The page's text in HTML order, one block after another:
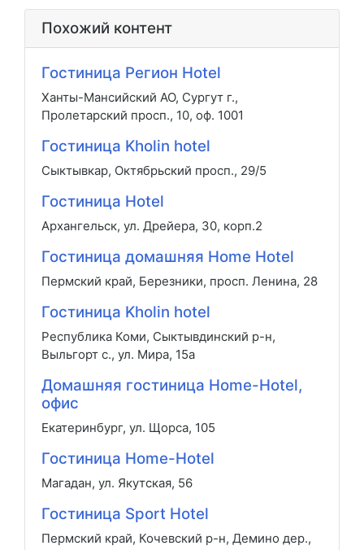
Похожий контент
Гостиница Регион Hotel
Ханты-Мансийский АО, Сургут г.,
Пролетарский просп., 10, оф. 1001
Гостиница Kholin hotel
Сыктывкар, Октябрьский просп., 29/5
Гостиница Hotel
Архангельск, ул. Дрейера, 30, корп.2
Гостиница домашняя Home Hotel
Пермский край, Березники, просп. Ленина, 28
Гостиница Kholin hotel
Республика Коми, Сыктывдинский р-н,
Выльгорт с., ул. Мира, 15а
Домашняя гостиница Home-Hotel,
офис
Екатеринбург, ул. Щорса, 105
Гостиница Home-Hotel
Магадан, ул. Якутская, 56
Гостиница Sport Hotel
Пермский край, Кочевский р-н, Демино дер.,